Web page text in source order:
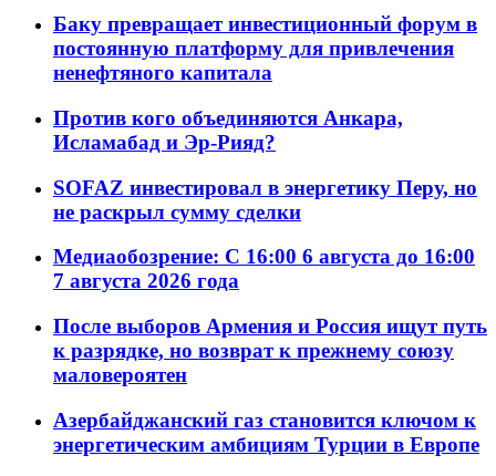
Баку превращает инвестиционный форум в
постоянную платформу для привлечения
ненефтяного капитала
Против кого объединяются Анкара,
Исламабад и Эр-Рияд?
SOFAZ инвестировал в энергетику Перу, но
не раскрыл сумму сделки
Медиаобозрение: С 16:00 6 августа до 16:00
7 августа 2026 года
После выборов Армения и Россия ищут путь
к разрядке, но возврат к прежнему союзу
маловероятен
Азербайджанский газ становится ключом к
энергетическим амбициям Турции в Европе